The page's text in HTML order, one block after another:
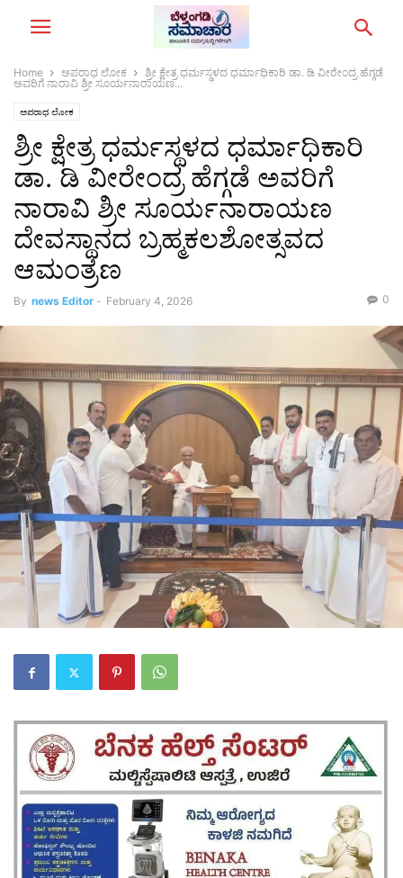
Home ಅಪರಾಧ ಲೋಕ
ಶ್ರೀ ಕ್ಷೇತ್ರ ಧರ್ಮಸ್ಥಳದ ಧರ್ಮಾಧಿಕಾರಿ ಡಾ. ಡಿ ವೀರೇಂದ್ರ ಹೆಗ್ಗಡೆ
ಅವರಿಗೆ ನಾರಾವಿ ಶ್ರೀ ಸೂರ್ಯನಾರಾಯಣ...
ಅಪರಾಧ ಲೋಕ
ಶ್ರೀ ಕ್ಷೇತ್ರ ಧರ್ಮಸ್ಥಳದ ಧರ್ಮಾಧಿಕಾರಿ
ಡಾ. ಡಿ ವೀರೇಂದ್ರ ಹೆಗ್ಗಡೆ ಅವರಿಗೆ
ನಾರಾವಿ ಶ್ರೀ ಸೂರ್ಯನಾರಾಯಣ
ದೇವಸ್ಥಾನದ ಬ್ರಹ್ಮಕಲಶೋತ್ಸವದ
ಆಮಂತ್ರಣ
By news Editor - February 4, 2026 0